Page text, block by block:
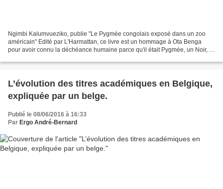
Ngimbi Kalumvueziko, publie "Le Pygmée congolais exposé dans un zoo
américain" Edité par L'Harmattan, ce livre est un hommage à Ota Benga
pour avoir connu la déchéance humaine parce qu'il était Pygmée, un Noir, et
L’évolution des titres académiques en Belgique,
expliquée par un belge.
Publié le 08/06/2016 à 16:33
Par Ergo André-Bernard